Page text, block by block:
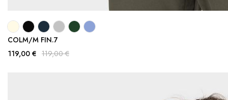
COLM/M FIN.7
119,00 € 119,00 €